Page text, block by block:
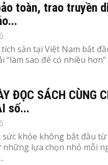
toàn, trao truyền
sản tại Việt Nam bắt
“làm sao để có nhiều hơn”
ĐỌC SÁCH CÙNG
số...
sức khỏe không bắt đầu
lựa chọn nhỏ mỗi